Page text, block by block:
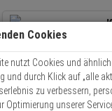
Mo. - Do.: 8:00 - 16:30 Fr.
Cookies
nutzt Cookies und
und durch Klick auf „alle
zu verbessern,
Optimierung unserer